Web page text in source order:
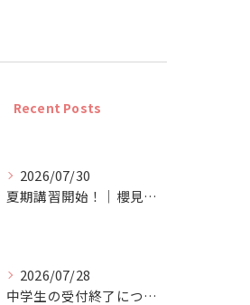
Recent Posts
2026/07/30
夏期講習開始！｜櫻見塾【南彦根の個別指導塾】
2026/07/28
中学生の受付終了について｜櫻見塾【彦根市の個別指導塾】